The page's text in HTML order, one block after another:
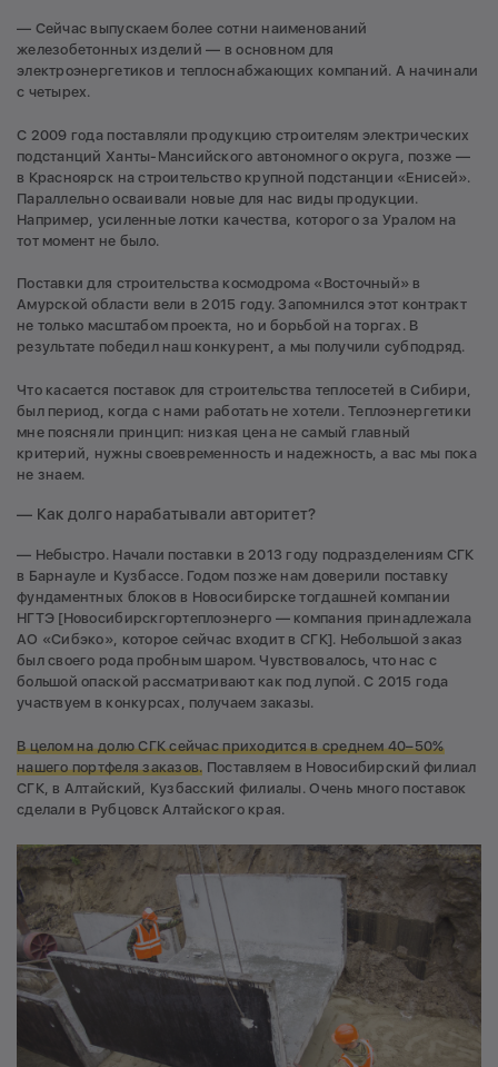
— Сейчас выпускаем более сотни наименований
железобетонных изделий — в основном для
электроэнергетиков и теплоснабжающих компаний. А начинали
с четырех.
С 2009 года поставляли продукцию строителям электрических
подстанций Ханты-Мансийского автономного округа, позже —
в Красноярск на строительство крупной подстанции «Енисей».
Параллельно осваивали новые для нас виды продукции.
Например, усиленные лотки качества, которого за Уралом на
тот момент не было.
Поставки для строительства космодрома «Восточный» в
Амурской области вели в 2015 году. Запомнился этот контракт
не только масштабом проекта, но и борьбой на торгах. В
результате победил наш конкурент, а мы получили субподряд.
Что касается поставок для строительства теплосетей в Сибири,
был период, когда с нами работать не хотели. Теплоэнергетики
мне поясняли принцип: низкая цена не самый главный
критерий, нужны своевременность и надежность, а вас мы пока
не знаем.
— Как долго нарабатывали авторитет?
— Небыстро. Начали поставки в 2013 году подразделениям СГК
в Барнауле и Кузбассе. Годом позже нам доверили поставку
фундаментных блоков в Новосибирске тогдашней компании
НГТЭ [Новосибирскгортеплоэнерго — компания принадлежала
АО «Сибэко», которое сейчас входит в СГК]. Небольшой заказ
был своего рода пробным шаром. Чувствовалось, что нас с
большой опаской рассматривают как под лупой. С 2015 года
участвуем в конкурсах, получаем заказы.
В целом на долю СГК сейчас приходится в среднем 40–50%
нашего портфеля заказов. Поставляем в Новосибирский филиал
СГК, в Алтайский, Кузбасский филиалы. Очень много поставок
сделали в Рубцовск Алтайского края.